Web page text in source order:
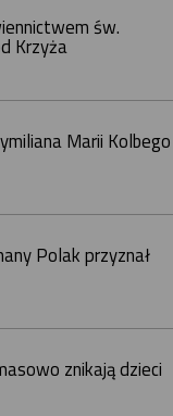
św.
Krzyża
Marii Kolbego
Polak przyznał
znikają dzieci